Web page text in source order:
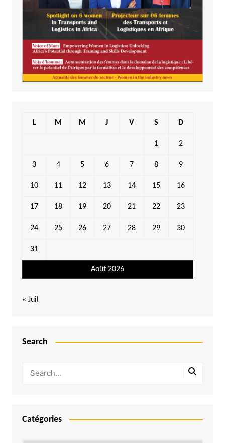
Août 2026
L M M J V S D
1 2
3 4 5 6 7 8 9
10 11 12 13 14 15 16
17 18 19 20 21 22 23
24 25 26 27 28 29 30
31
« Juil
Search
Catégories